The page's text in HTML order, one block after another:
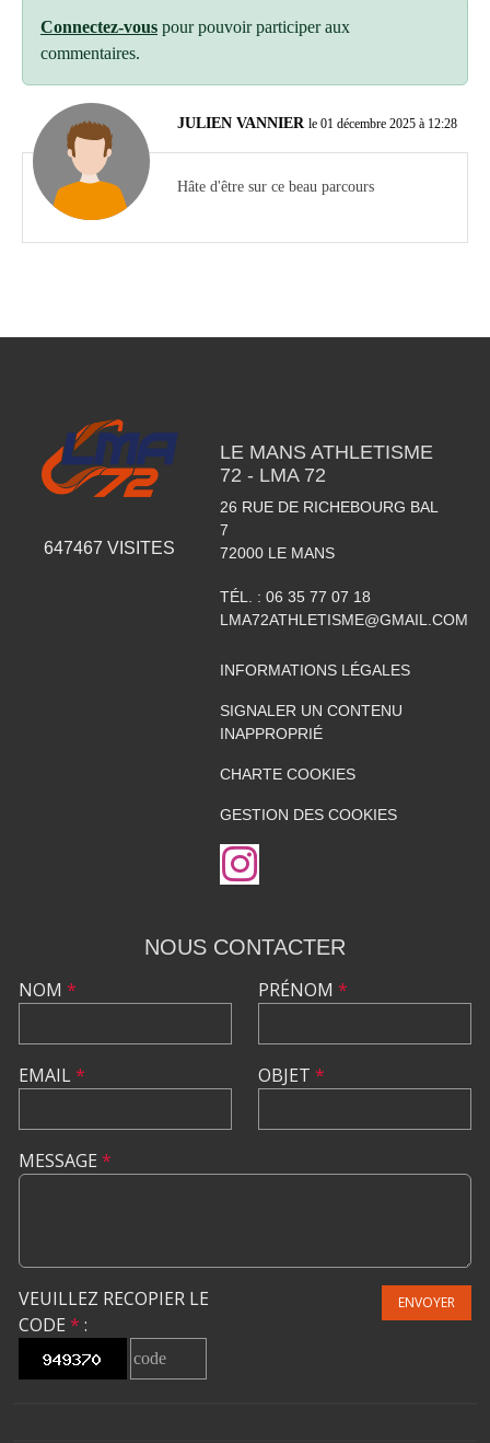
Connectez-vous pour pouvoir participer aux
commentaires.
JULIEN VANNIER le 01 décembre 2025 à 12:28
Hâte d'être sur ce beau parcours
647467 VISITES
LE MANS ATHLETISME
72 - LMA 72
26 RUE DE RICHEBOURG BAL
7
72000 LE MANS
TÉL. : 06 35 77 07 18
LMA72ATHLETISME@GMAIL.COM
INFORMATIONS LÉGALES
SIGNALER UN CONTENU
INAPPROPRIÉ
CHARTE COOKIES
GESTION DES COOKIES
NOUS CONTACTER
NOM *
EMAIL*
PRÉNOM *
OBJET *
MESSAGE *
VEUILLEZ RECOPIER LE
CODE * :
ENVOYER